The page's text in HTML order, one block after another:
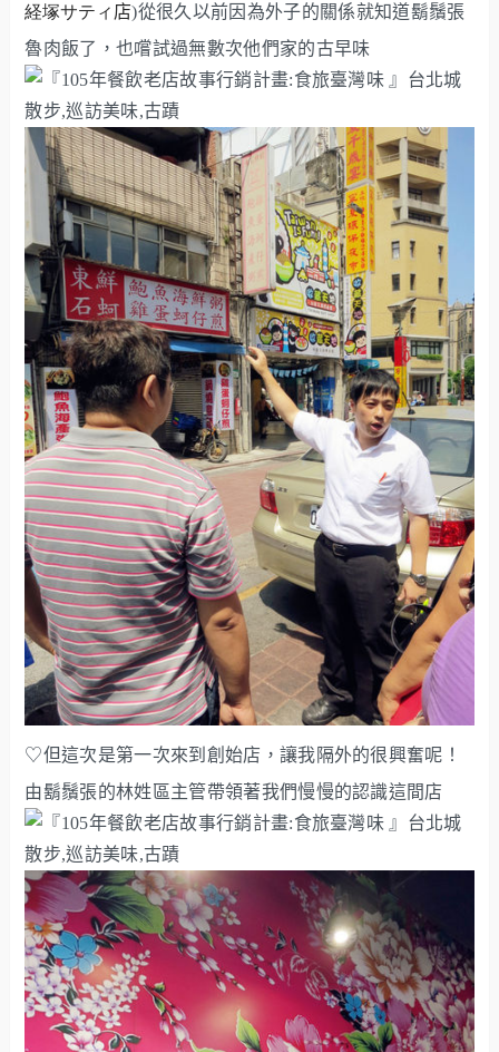
経塚サティ 店)從很久以前因為外子的關係就知道鬍鬚張
魯肉飯了，也嚐試過無數次他們家的古早味
♡但這次是第一次來到創始店，讓我隔外的很興奮呢！
由鬍鬚張的林姓區主管帶領著我們慢慢的認識這間店